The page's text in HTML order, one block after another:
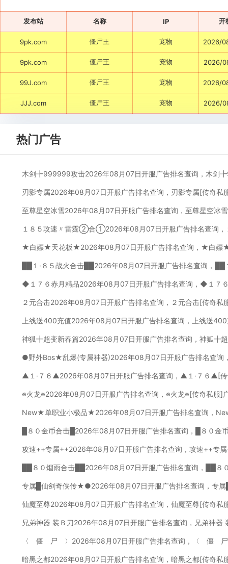
发布站 名称 IP 开
9pk.com 僵尸王 宠物 2026/
9pk.com 僵尸王 宠物 2026/
99J.com 僵尸王 宠物 2026/
JJJ.com 僵尸王 宠物 2026/
热门广告
木剑╊999999攻击2026年08月07日开服广告排名查询，木剑
刃影专属2026年08月07日开服广告排名查询，刃影专属[传奇私
至尊星空冰雪2026年08月07日开服广告排名查询，至尊星空冰
１８５攻速〃雷霆②合①2026年08月07日开服广告排名查询
★白嫖★天花板★2026年08月07日开服广告排名查询，★白嫖
██１·８５战火合击██2026年08月07日开服广告排名查询，
◆１７６赤月精品2026年08月07日开服广告排名查询，◆１７
２元合击2026年08月07日开服广告排名查询，２元合击[传奇私
上线送400充值2026年08月07日开服广告排名查询，上线送
神狐╋超变新春篇2026年08月07日开服广告排名查询，神狐╋
●野外Bos★乱爆(专属神器)2026年08月07日开服广告排名查
▲１·７６▲2026年08月07日开服广告排名查询，▲１·７６▲[传
※火龙※2026年08月07日开服广告排名查询，※火龙※[传奇私服]
New★单职业小极品★2026年08月07日开服广告排名查询，
█８０金币合击█2026年08月07日开服广告排名查询，█８０金
攻速++专属++2026年08月07日开服广告排名查询，攻速++专
██８０烟雨合击██2026年08月07日开服广告排名查询，██８
专属█仙剑奇侠传★●2026年08月07日开服广告排名查询，专
仙魔至尊2026年08月07日开服广告排名查询，仙魔至尊[传奇私
兄弟神器 装Ｂ刀2026年08月07日开服广告排名查询，兄弟神器
〈 僵 尸 〉2026年08月07日开服广告排名查询，〈 僵 尸
暗黑之都2026年08月07日开服广告排名查询，暗黑之都[传奇私